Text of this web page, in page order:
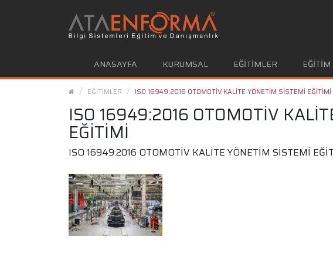
ANASAYFA KURUMSAL EĞİTİMLER
EĞİTİMLER ISO 16949:2016 OTOMOTİV KALİTE YÖNETİM SİSTEMİ EĞİTİMİ
ISO 16949:2016 OTOMOTİV
EĞİTİMİ
ISO 16949:2016 OTOMOTİV KALİTE YÖNETİM SİSTEMİ